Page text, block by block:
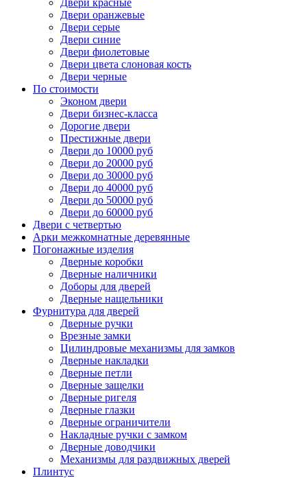
Двери красные
Двери оранжевые
Двери серые
Двери синие
Двери фиолетовые
Двери цвета слоновая кость
Двери черные
По стоимости
Эконом двери
Двери бизнес-класса
Дорогие двери
Престижные двери
Двери до 10000 руб
Двери до 20000 руб
Двери до 30000 руб
Двери до 40000 руб
Двери до 50000 руб
Двери до 60000 руб
Двери с четвертью
Арки межкомнатные деревянные
Погонажные изделия
Дверные коробки
Дверные наличники
Доборы для дверей
Дверные нащельники
Фурнитура для дверей
Дверные ручки
Врезные замки
Цилиндровые механизмы для замков
Дверные накладки
Дверные петли
Дверные защелки
Дверные ригеля
Дверные глазки
Дверные ограничители
Накладные ручки с замком
Дверные доводчики
Механизмы для раздвижных дверей
Плинтус